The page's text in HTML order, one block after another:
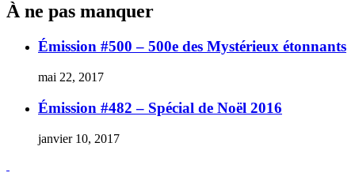
À ne pas manquer
Émission #500 – 500e des Mystérieux étonnants
mai 22, 2017
Émission #482 – Spécial de Noël 2016
janvier 10, 2017